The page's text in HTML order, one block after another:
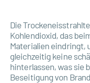
Die
Kohlendioxid, das
Materialien eindringt,
gleichzeitig keine
hinterlassen, was sie
Beseitigung von